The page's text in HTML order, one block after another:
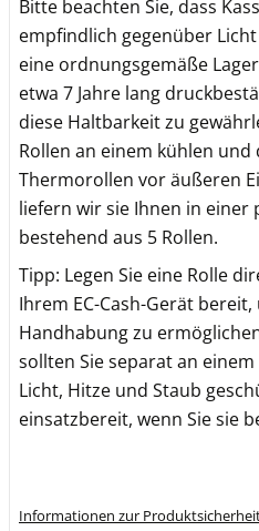
Bitte beachten Sie, dass
empfindlich gegenüber
eine ordnungsgemäße
etwa 7 Jahre lang
diese Haltbarkeit zu
Rollen an einem kühlen
Thermorollen vor äußeren
liefern wir sie Ihnen in einer
bestehend aus 5 Rollen.
Tipp: Legen Sie eine Rolle
Ihrem EC-Cash-Gerät
Handhabung zu
sollten Sie separat an
Licht, Hitze und Staub
einsatzbereit, wenn Sie sie
Informationen zur